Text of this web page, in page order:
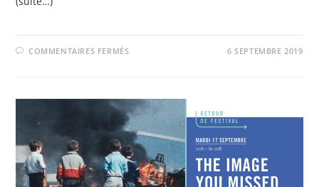
COMMENTAIRES FERMÉSSUR
LA
COLLECTE
!
6 SEPTEMBRE 2019